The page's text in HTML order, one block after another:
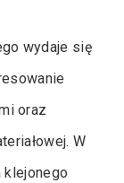
wydaje się
oraz
W
klejonego